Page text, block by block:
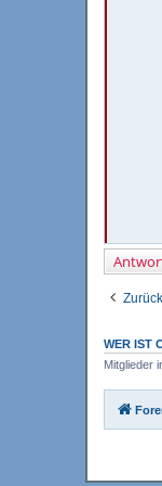
WER IST
Mitglieder